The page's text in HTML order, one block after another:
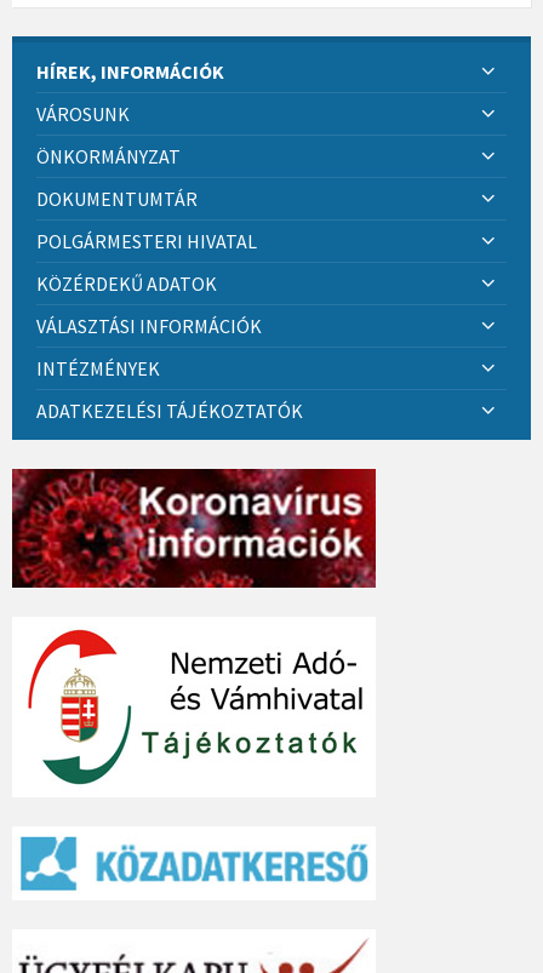
HÍREK, INFORMÁCIÓK
VÁROSUNK
ÖNKORMÁNYZAT
DOKUMENTUMTÁR
POLGÁRMESTERI HIVATAL
KÖZÉRDEKŰ ADATOK
VÁLASZTÁSI INFORMÁCIÓK
INTÉZMÉNYEK
ADATKEZELÉSI TÁJÉKOZTATÓK